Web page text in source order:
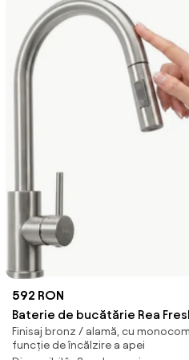
592 RON
Baterie de bucătărie Rea
Brush Nickel
Finisaj bronz / alamă, cu
funcție de încălzire a apei